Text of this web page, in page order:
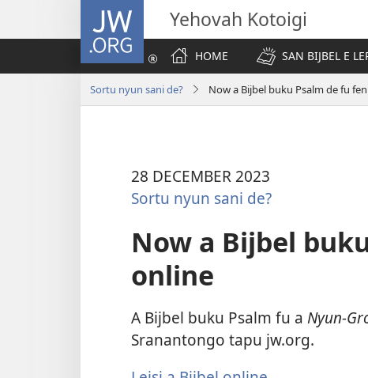
JW.ORG Yehovah Kotoigi
HOME
SAN BIJBEL E
Sortu nyun sani de? Now a Bijbel buku Psalm de fu
28 DECEMBER 2023
Sortu nyun sani de?
Now a Bijbel
online
A Bijbel buku Psalm fu a Nyun-
Sranantongo tapu jw.org.